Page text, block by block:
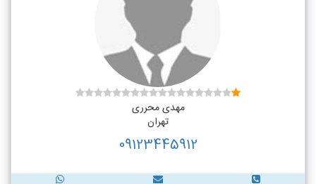
مهدی محرری
تهران
09123445912